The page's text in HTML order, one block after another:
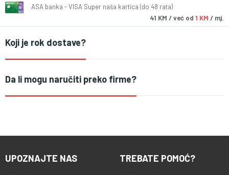
ASA banka - VISA Super naša kartica (do 48 rata)
41 KM / već od 1 KM / mj.
Koji je rok dostave?
Da li mogu naručiti preko firme?
UPOZNAJTE NAS TREBATE POMOĆ?